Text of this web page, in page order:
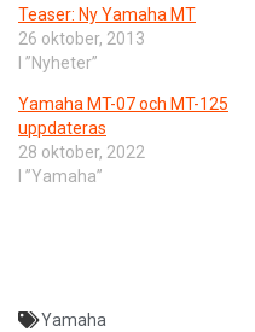
Teaser: Ny Yamaha MT
26 oktober, 2013
I ”Nyheter”
Yamaha MT-07 och MT-125
uppdateras
28 oktober, 2022
I ”Yamaha”
Yamaha